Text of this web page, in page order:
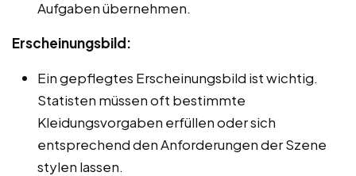
Aufgaben übernehmen.
Erscheinungsbild:
Ein gepflegtes Erscheinungsbild ist wichtig.
Statisten müssen oft bestimmte
Kleidungsvorgaben erfüllen oder sich
entsprechend den Anforderungen der Szene
stylen lassen.